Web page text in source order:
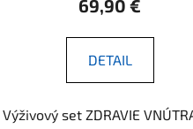
69,90 €
DETAIL
Výživový set ZDRAVIE